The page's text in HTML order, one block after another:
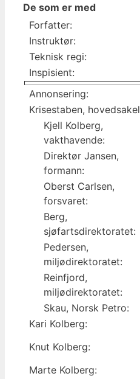
De som er med
Forfatter:
Instruktør:
Teknisk regi:
Inspisient:
Annonsering:
Krisestaben,
Kjell Kolberg,
vakthavende:
Direktør Jansen,
formann:
Oberst Carlsen,
forsvaret:
Berg,
sjøfartsdirektoratet:
Pedersen,
miljødirektoratet:
Reinfjord,
miljødirektoratet:
Skau, Norsk Petro:
Kari Kolberg:
Knut Kolberg:
Marte Kolberg: